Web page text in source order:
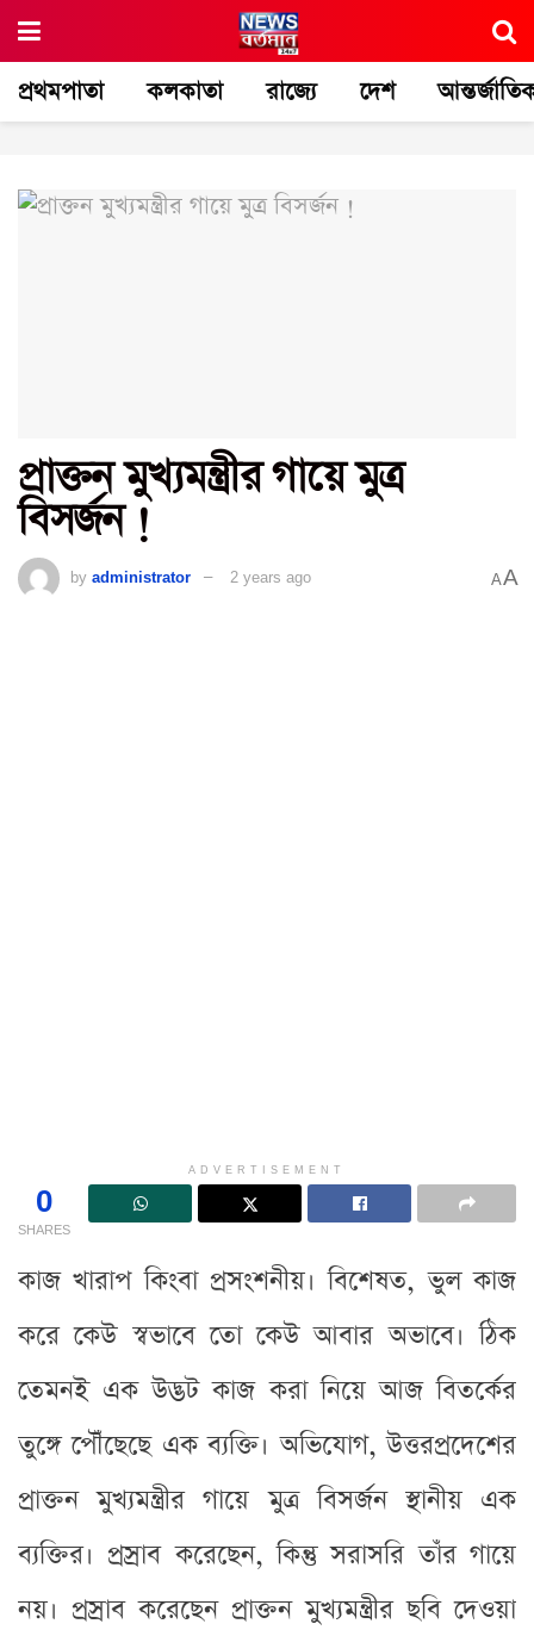
প্রথমপাতা কলকাতা রাজ্যে দেশ
প্রাক্তন মুখ্যমন্ত্রীর গায়ে মুত্র
বিসর্জন !
by administrator 2 years ago AA
ADVERTISEMENT
0
SHARES
কাজ খারাপ কিংবা প্রসংশনীয়। বিশেষত, ভুল কাজ
করে কেউ স্বভাবে তো কেউ আবার অভাবে। ঠিক
তেমনই এক উদ্ভট কাজ করা নিয়ে আজ বিতর্কের
তুঙ্গে পৌঁছেছে এক ব্যক্তি। অভিযোগ, উত্তরপ্রদেশের
প্রাক্তন মুখ্যমন্ত্রীর গায়ে মুত্র বিসর্জন স্থানীয় এক
ব্যক্তির। প্রস্রাব করেছেন, কিন্তু সরাসরি তাঁর গায়ে
নয়। প্রস্রাব করেছেন প্রাক্তন মুখ্যমন্ত্রীর ছবি দেওয়া